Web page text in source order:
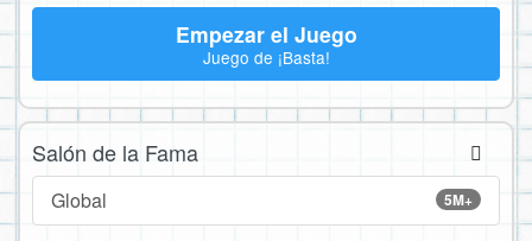
Empezar el Juego
Juego de ¡Basta!
Salón de la Fama
5M+
Global